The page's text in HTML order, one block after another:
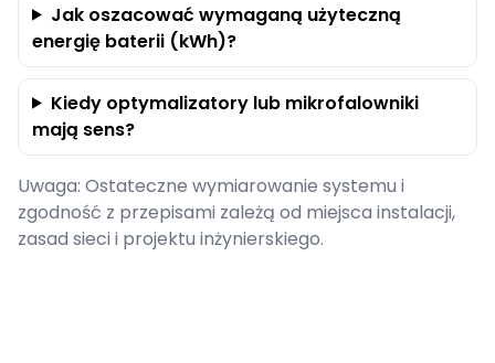
Jak oszacować wymaganą użyteczną
energię baterii (kWh)?
Kiedy optymalizatory lub mikrofalowniki
mają sens?
Uwaga: Ostateczne wymiarowanie systemu i
zgodność z przepisami zależą od miejsca instalacji,
zasad sieci i projektu inżynierskiego.